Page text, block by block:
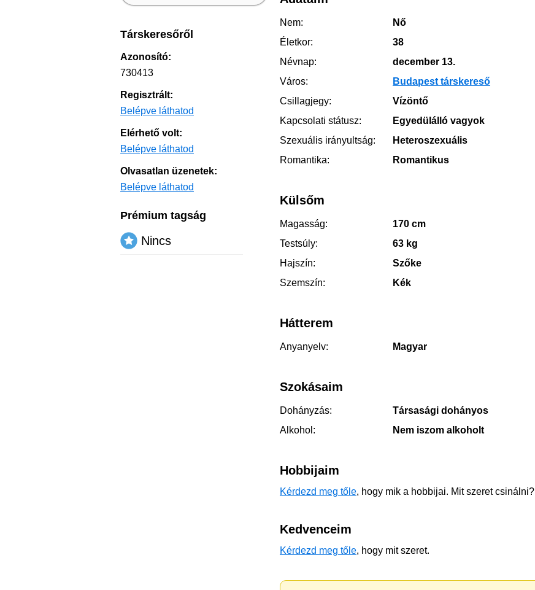
Nem:
Nő
Életkor:
38
Névnap:
december 13.
Város:
Budapest társkereső
Csillagjegy:
Vízöntő
Kapcsolati státusz:
Egyedülálló vagyok
Szexuális irányultság:
Heteroszexuális
Romantika:
Romantikus
Külsőm
Magasság:
170 cm
Testsúly:
63 kg
Hajszín:
Szőke
Szemszín:
Kék
Hátterem
Anyanyelv: Magyar
Szokásaim
Dohányzás:
Társasági dohányos
Alkohol:
Nem iszom alkoholt
Hobbijaim
Kérdezd meg tőle, hogy mik a hobbijai. Mit szeret csinálni?
Kedvenceim
Kérdezd meg tőle, hogy mit szeret.
Társkeresőről
Azonosító:
730413
Regisztrált:
Belépve láthatod
Elérhető volt:
Belépve láthatod
Olvasatlan üzenetek:
Belépve láthatod
Prémium tagság
Nincs